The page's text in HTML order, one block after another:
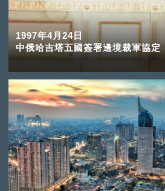
1997年4月24日
中俄哈吉塔五國簽署邊境裁軍協定